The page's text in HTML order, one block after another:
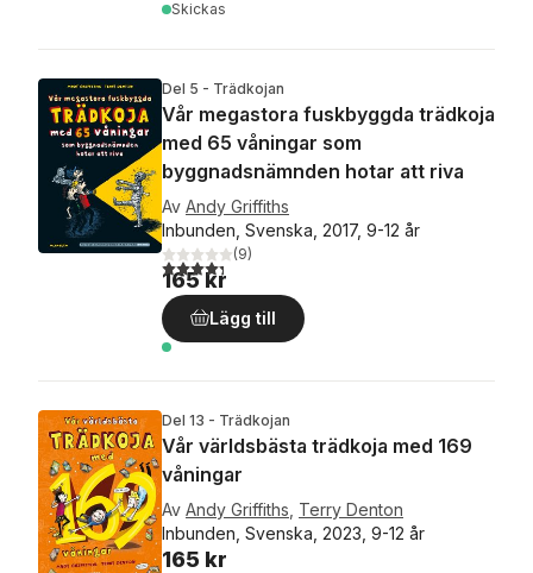
Skickas
Del 5 - Trädkojan
Vår megastora fuskbyggda trädkoja
med 65 våningar som
byggnadsnämnden hotar att riva
Av Andy Griffiths
Inbunden, Svenska, 2017, 9-12 år
4,3utav 5 stjärnor. Totalt antal röster:
(9)
165 kr
Lägg till
Del 13 - Trädkojan
Vår världsbästa trädkoja med 169
våningar
Av Andy Griffiths Terry Denton
Inbunden, Svenska, 2023, 9-12 år
165 kr